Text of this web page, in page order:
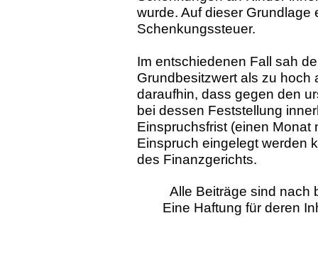
wurde. Auf dieser
Schenkungssteuer.
Im entschiedenen Fall sah
Grundbesitzwert als zu hoch
daraufhin, dass gegen den
bei dessen Feststellung
Einspruchsfrist (einen
Einspruch eingelegt werden
des Finanzgerichts.
Alle Beiträge sind nach
Eine Haftung für deren